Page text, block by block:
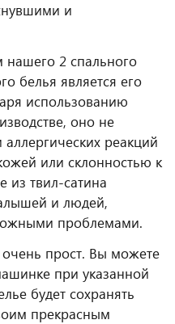
и
2 спального
белья является его
использованию
оно не
реакций
или склонностью к
из твил-сатина
и людей,
проблемами.
прост. Вы можете
при указанной
будет сохранять
прекрасным